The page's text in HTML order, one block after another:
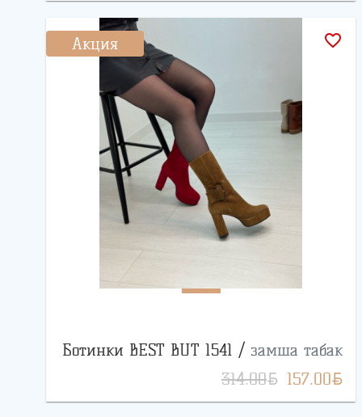
Акция favorite_border
Ботинки BEST BUT 1541 / замша табак
314.00BYN 157.00BYN